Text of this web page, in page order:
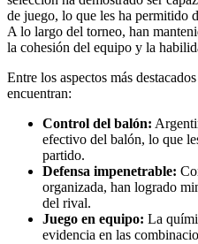
de juego, lo que les ha permitido
A lo largo del torneo, han
la cohesión del equipo y la
Entre los aspectos más
encuentran:
Control del balón:
efectivo del balón, lo que
partido.
Defensa impenetrable:
organizada, han logrado
del rival.
Juego en equipo: La
evidencia en las